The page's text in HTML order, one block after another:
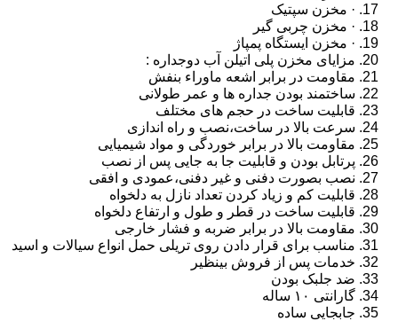
· مخزن سپتیک
· مخزن چربی گیر
· مخزن ایستگاه پمپاژ
مزایای مخزن پلی اتیلن آب دوجداره :
مقاومت در برابر اشعه ماوراء بنفش
ساختمند بودن جداره ها و عمر طولانی
قابلیت ساخت در حجم های مختلف
سرعت بالا در ساخت،نصب و راه اندازی
مقاومت بالا در برابر خوردگی و مواد شیمیایی
پرتابل بودن و قابلیت جا به جایی پس از نصب
نصب بصورت دفنی و غیر دفنی،عمودی و افقی
قابلیت کم و زیاد کردن تعداد نازل به دلخواه
قابلیت ساخت در قطر و طول و ارتفاع دلخواه
مقاومت بالا در برابر ضربه و فشار خارجی
مناسب برای قرار دادن روی تریلی حمل انواع سیالات و اسید
خدمات پس از فروش بینظیر
ضد جلبک بودن
گارانتی ۱۰ ساله
جابجایی ساده